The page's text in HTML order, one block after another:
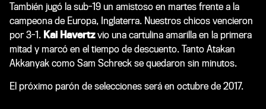
También jugó la sub-19 un amistoso en martes frente a la
campeona de Europa, Inglaterra. Nuestros chicos vencieron
por 3-1. Kai Havertzvio una cartulina amarilla en la primera
mitad y marcó en el tiempo de descuento. Tanto Atakan
Akkanyak como Sam Schreck se quedaron sin minutos.
El próximo parón de selecciones será en octubre de 2017.